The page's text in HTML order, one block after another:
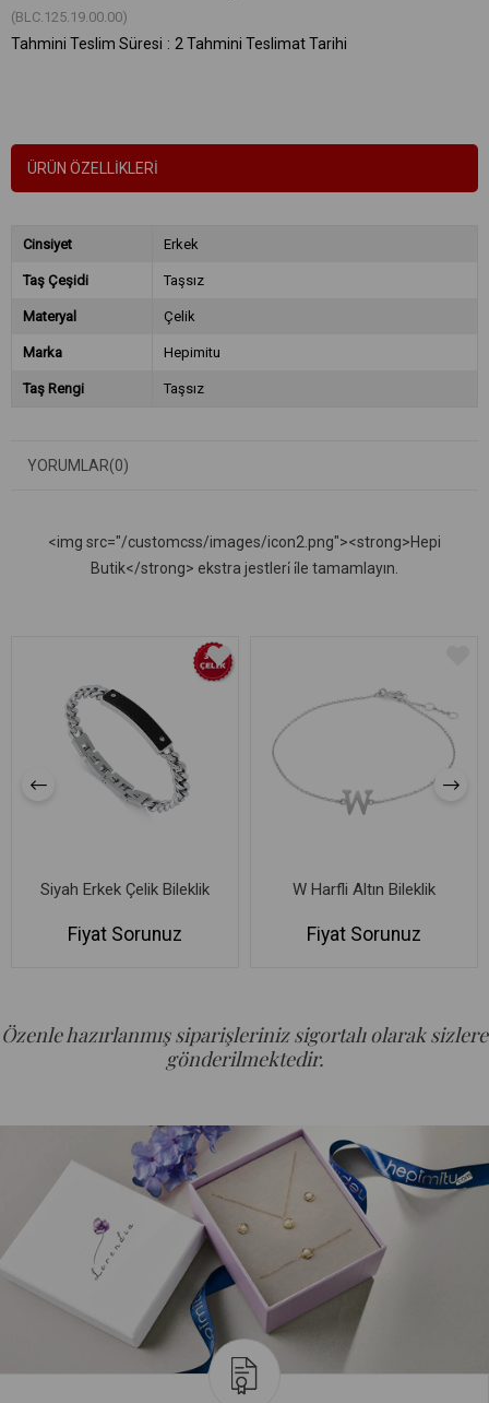
(BLC.125.19.00.00)
Tahmini Teslim Süresi : 2 Tahmini Teslimat Tarihi
ÜRÜN ÖZELLIKLERI
Cinsiyet Erkek
Taş Çeşidi Taşsız
Materyal Çelik
Marka Hepimitu
Taş Rengi Taşsız
YORUMLAR(0)
<img src="/customcss/images/icon2.png"><strong>Hepi
Butik</strong> ekstra jestleri̇ i̇le tamamlayın.
Siyah Erkek Çelik Bileklik
Fiyat Sorunuz
W Harfli Altın Bileklik
Fiyat Sorunuz
Özenle hazırlanmış siparişleriniz sigortalı olarak sizlere
gönderilmektedir.